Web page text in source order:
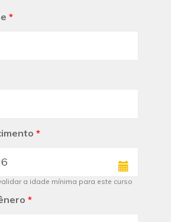
*
*
a idade mínima para este curso
*